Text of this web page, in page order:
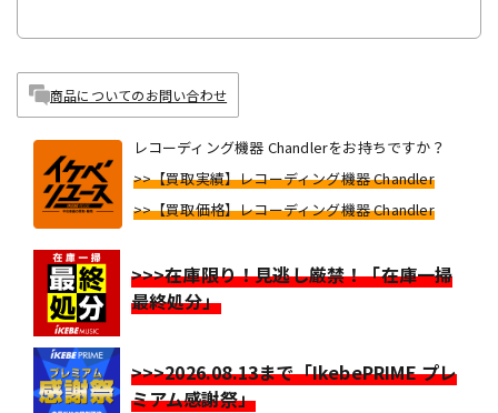
商品についてのお問い合わせ
レコーディング機器 Chandlerをお持ちですか？
>>【買取実績】レコーディング機器 Chandler
>>【買取価格】レコーディング機器 Chandler
>>>在庫限り！見逃し厳禁！「在庫一掃
最終処分」
>>>2026.08.13まで「IkebePRIME プレ
ミアム感謝祭」